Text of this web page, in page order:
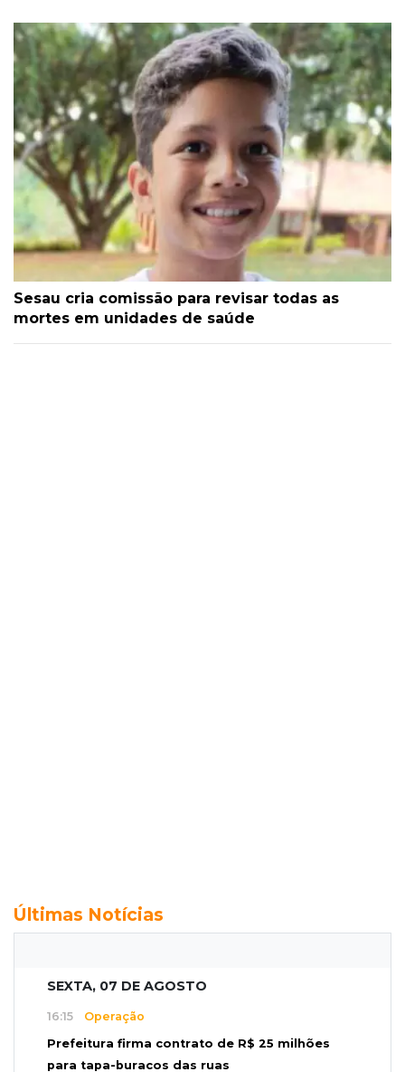
Sesau cria comissão para revisar todas as
mortes em unidades de saúde
Últimas Notícias
SEXTA, 07 DE AGOSTO
16:15 Operação
Prefeitura firma contrato de R$ 25 milhões
para tapa-buracos das ruas